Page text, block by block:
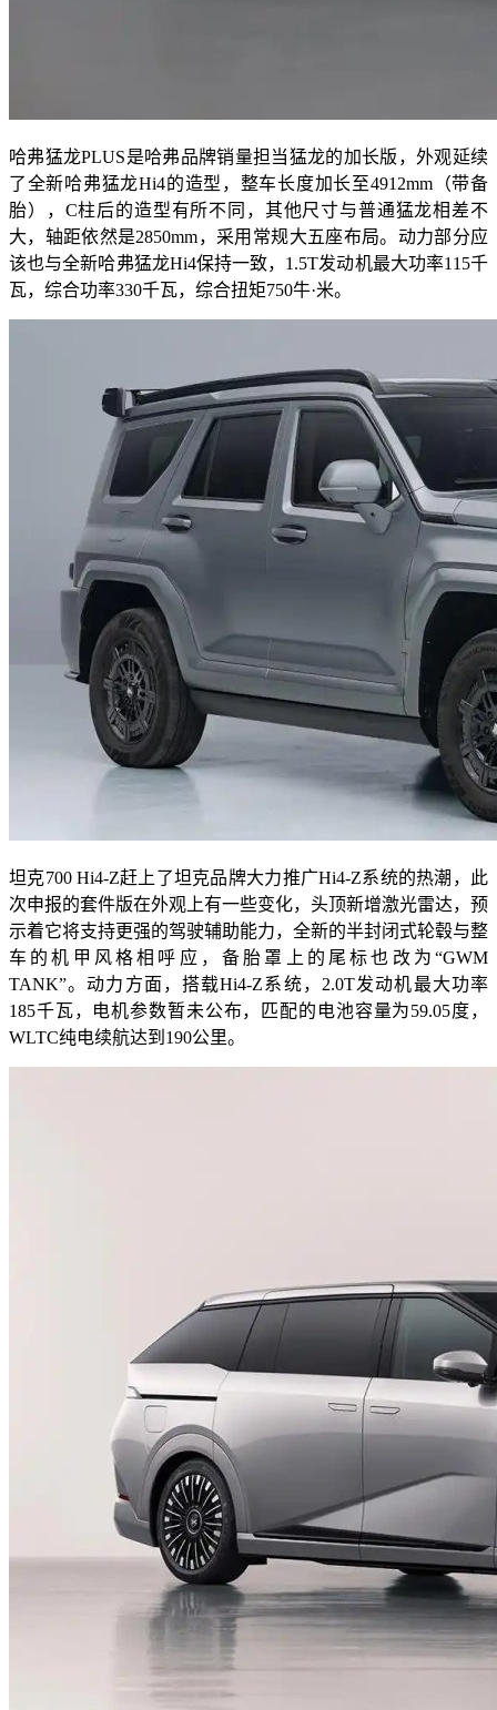
哈弗猛龙PLUS是哈弗品牌销量担当猛龙的加长版，外观延续
了全新哈弗猛龙Hi4的造型，整车长度加长至4912mm（带备
胎），C柱后的造型有所不同，其他尺寸与普通猛龙相差不
大，轴距依然是2850mm，采用常规大五座布局。动力部分应
该也与全新哈弗猛龙Hi4保持一致，1.5T发动机最大功率115千
瓦，综合功率330千瓦，综合扭矩750牛·米。
坦克700 Hi4-Z赶上了坦克品牌大力推广Hi4-Z系统的热潮，此
次申报的套件版在外观上有一些变化，头顶新增激光雷达，预
示着它将支持更强的驾驶辅助能力，全新的半封闭式轮毂与整
车的机甲风格相呼应，备胎罩上的尾标也改为“GWM
TANK”。动力方面，搭载Hi4-Z系统，2.0T发动机最大功率
185千瓦，电机参数暂未公布，匹配的电池容量为59.05度，
WLTC纯电续航达到190公里。